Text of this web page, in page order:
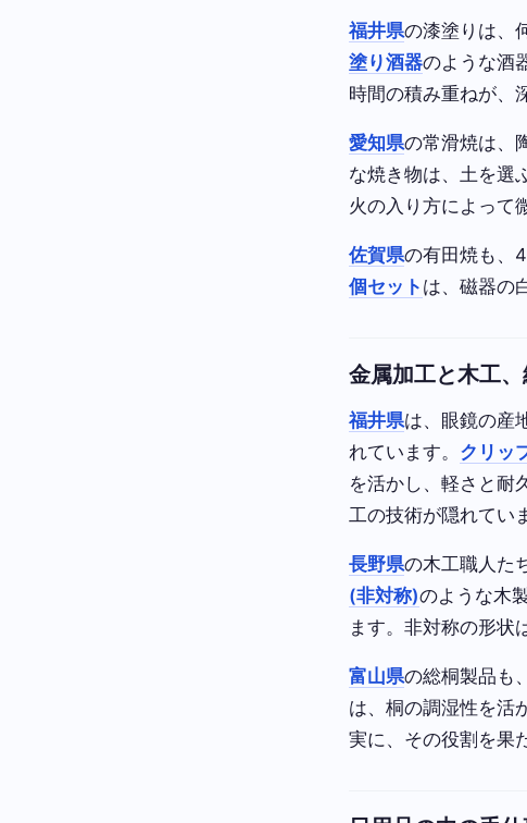
福井県の漆塗りは、
塗り酒器のような酒
時間の積み重ねが、
愛知県の常滑焼は、
な焼き物は、土を選
火の入り方によって
佐賀県の有田焼も、
個セット は、磁器の
金属加工と木工
福井県は、眼鏡の産
れています。 クリッ
を活かし、軽さと耐
工の技術が隠れてい
長野県の木工職人た
(非対称)のような木
ます。非対称の形状
富山県の総桐製品も
は、桐の調湿性を活
実に、その役割を果